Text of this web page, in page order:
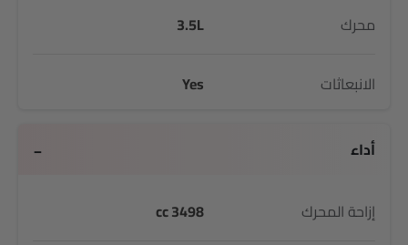
محرك 3.5L
الانبعاثات Yes
أداء
إزاحة المحرك 3498 cc